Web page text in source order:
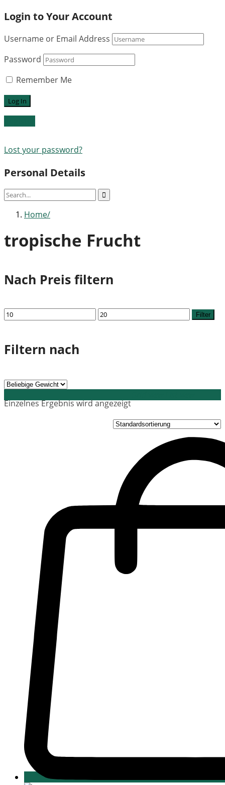
Login to Your Account
Username or Email Address
Password
Remember Me
Lost your password?
Personal Details
Home
tropische Frucht
Nach Preis filtern
Min.
Preis
Max.
Preis
Filter
Filtern nach
Einzelnes Ergebnis wird angezeigt